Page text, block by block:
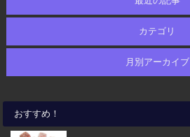
カテゴリ
月別アーカイブ
おすすめ！